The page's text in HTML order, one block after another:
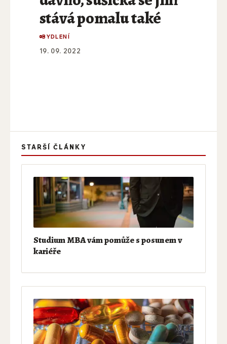
stává pomalu také
BYDLENÍ
19. 09. 2022
STARŠÍ ČLÁNKY
Studium MBA vám pomůže s posunem v
kariéře